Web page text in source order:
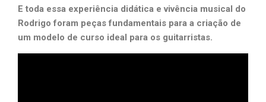
E toda essa experiência didática e vivência musical do
Rodrigo foram peças fundamentais para a criação de
um modelo de curso ideal para os guitarristas.